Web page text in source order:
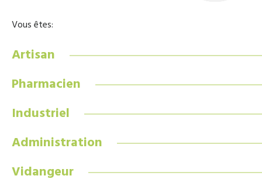
Vous êtes:
Artisan
Pharmacien
Industriel
Administration
Vidangeur